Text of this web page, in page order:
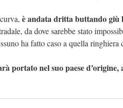
è andata dritta buttando
da dove sarebbe stato
ha fatto caso a quella ringhiera
portato nel suo paese